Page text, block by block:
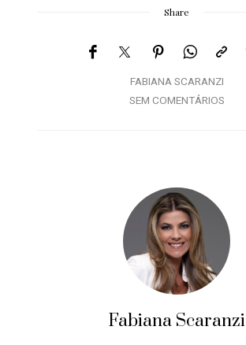
Share
FABIANA SCARANZI
SEM COMENTÁRIOS
Fabiana Scaranzi